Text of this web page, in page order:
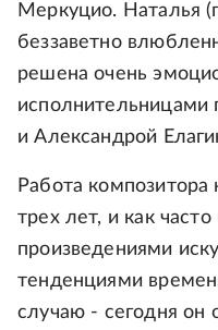
Меркуцио. Наталья
беззаветно
решена очень
исполнительницами
и Александрой
Работа
трех лет, и как
произведениями
тенденциями
случаю - сегодня он